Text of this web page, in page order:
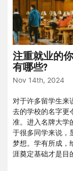
注重就业的
有哪些?
Nov 14th, 2024
对于许多留学生来
去的学校的名字更
准。进入名牌大学
于很多同学来说，
梦想。学有所成，
涯奠定基础才是目